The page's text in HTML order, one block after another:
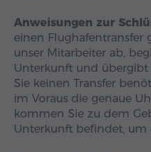
Anweisungen zur
einen Flughafentransfer
unser Mitarbeiter ab,
Unterkunft und übergibt
Sie keinen Transfer
im Voraus die genaue
kommen Sie zu dem
Unterkunft befindet, um